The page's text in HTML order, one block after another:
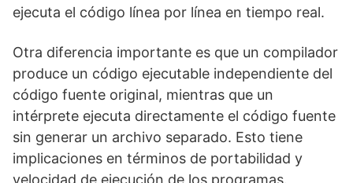
ejecuta el código línea por línea en tiempo real.
Otra diferencia importante es que un compilador
produce un código ejecutable independiente del
código fuente original, mientras que un
intérprete ejecuta directamente el código fuente
sin generar un archivo separado. Esto tiene
implicaciones en términos de portabilidad y
velocidad de ejecución de los programas.